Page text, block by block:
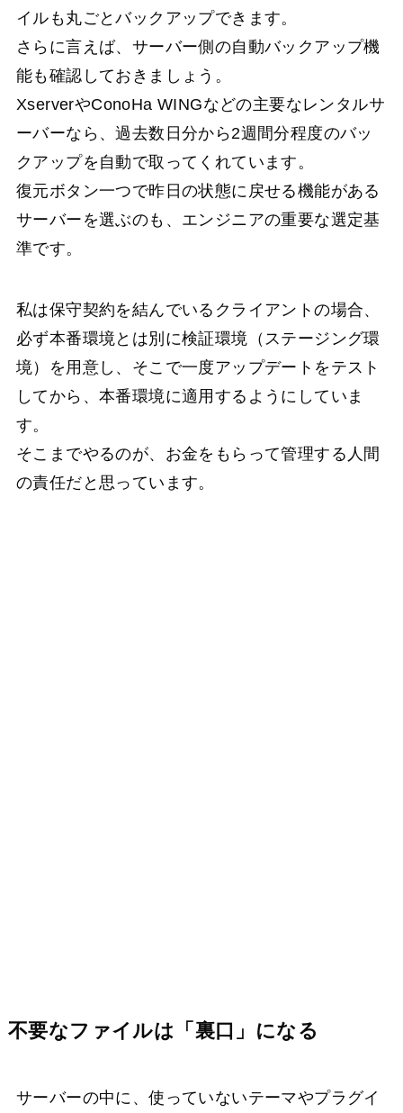
イルも丸ごとバックアップできます。
さらに言えば、サーバー側の自動バックアップ機
能も確認しておきましょう。
XserverやConoHa WINGなどの主要なレンタルサ
ーバーなら、過去数日分から2週間分程度のバッ
クアップを自動で取ってくれています。
復元ボタン一つで昨日の状態に戻せる機能がある
サーバーを選ぶのも、エンジニアの重要な選定基
準です。
私は保守契約を結んでいるクライアントの場合、
必ず本番環境とは別に検証環境（ステージング環
境）を用意し、そこで一度アップデートをテスト
してから、本番環境に適用するようにしていま
す。
そこまでやるのが、お金をもらって管理する人間
の責任だと思っています。
不要なファイルは「裏口」になる
サーバーの中に、使っていないテーマやプラグイ